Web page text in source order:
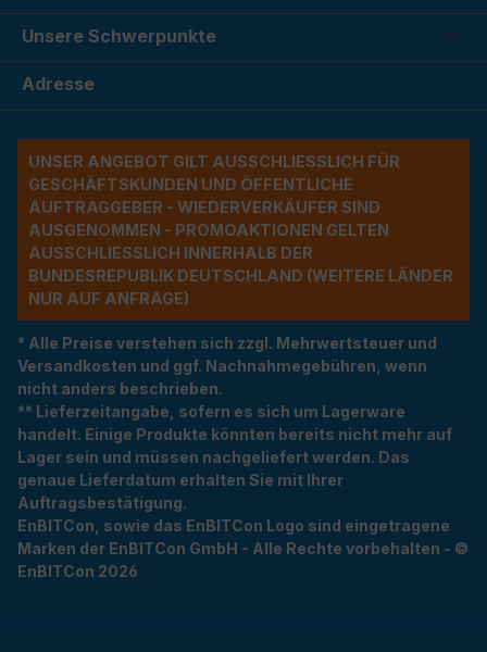
Unsere Schwerpunkte
Adresse
UNSER ANGEBOT GILT AUSSCHLIESSLICH FÜR G
ESCHÄFTSKUNDEN UND ÖFFENTLICHE A
UFTRAGGEBER - WIEDERVERKÄUFER SIND A
USGENOMMEN - PROMOAKTIONEN GELTEN A
USSCHLIESSLICH INNERHALB DER BU
NDESREPUBLIK DEUTSCHLAND (WEITERE LÄNDER NU
R AUF ANFRAGE)
* Alle Preise verstehen sich zzgl. Mehrwertsteuer und
Versandkosten und ggf. Nachnahmegebühren, wenn
nicht anders beschrieben.
** Lieferzeitangabe, sofern es sich um Lagerware
handelt. Einige Produkte könnten bereits nicht mehr auf
Lager sein und müssen nachgeliefert werden. Das
genaue Lieferdatum erhalten Sie mit Ihrer
Auftragsbestätigung.
EnBITCon, sowie das EnBITCon Logo sind eingetragene
Marken der EnBITCon GmbH - Alle Rechte vorbehalten - ©
EnBITCon 2026